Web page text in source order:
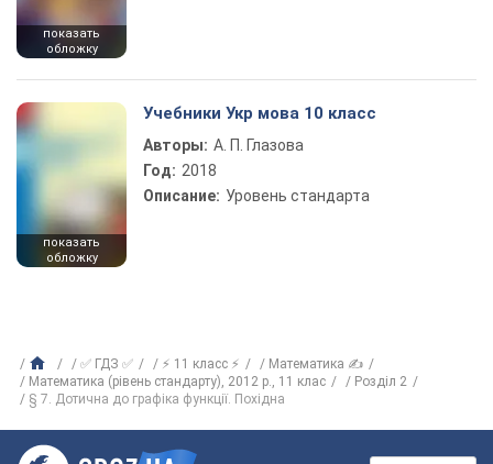
показать
обложку
показать
обложку
Учебники Укр мова 10 класс
Авторы: А. П. Глазова
Год: 2018
Описание: Уровень стандарта
✅ ГДЗ ✅ ⚡ 11 класс ⚡
Математика ✍
Математика (рівень стандарту), 2012 р., 11 клас
Розділ 2
§ 7. Дотична до графіка функції. Похідна